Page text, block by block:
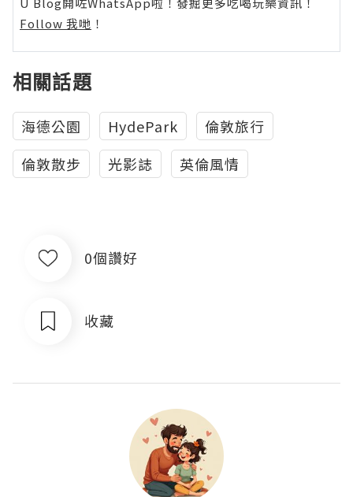
Follow 我哋 ！
相關話題
海德公園 HydePark
倫敦旅行
倫敦散步
光影誌 英倫風情
0個讚好
收藏